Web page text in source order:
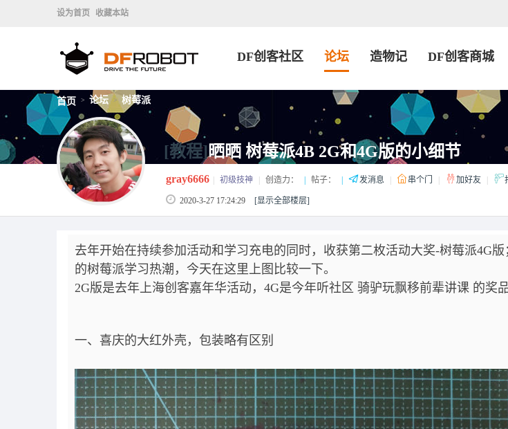
设为首页 收藏本站
DF创客社区 论坛 造物记 DF创客商城
首页 > 论坛 > 树莓派
[教程]晒晒 树莓派4B 2G和4G版的小细节
gray6666 初级技神 创造力： 帖子： 发消息 串个门 加好友
2020-3-27 17:24:29 [显示全部楼层]
去年开始在持续参加活动和学习充电的同时，收获第二枚活动大奖-树莓派4G
的树莓派学习热潮，今天在这里上图比较一下。
2G版是去年上海创客嘉年华活动，4G是今年听社区 骑驴玩飘移前辈讲课 的奖
一、喜庆的大红外壳，包装略有区别